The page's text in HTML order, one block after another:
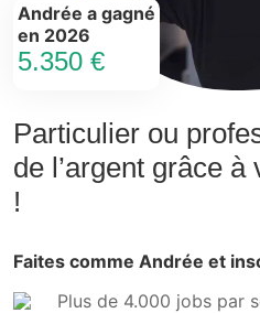
Particulier ou
de l’argent grâce
!
Faites comme Andrée et
Plus de 4.000 jobs par
Andrée a gagné
en 2026
5.350 €